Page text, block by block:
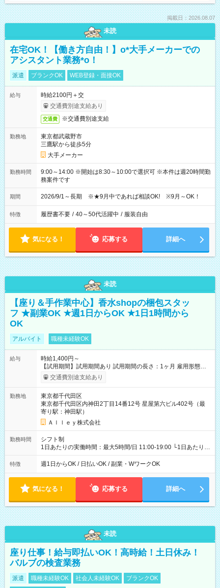
掲載日：2026.08.07
未読
在宅OK！【働き方自由！】o*大手メーカーでの
アシスタント業務*o！
派遣 ブランクOK WEB登録・面接OK
給与
時給2100円＋交
交通費別途支給あり
交通費 ※交通費別途支給
勤務地
東京都武蔵野市
三鷹駅から徒歩5分
大手メーカー
勤務時間
9:00～14:00 ※開始は8:30～10:00で選択可 ※本件は週20時間勤
務案件です
期間 2026/9/1～長期 ※★9月中であれば相談OK! ※9月～OK！
特徴 履歴書不要 / 40～50代活躍中 / 服装自由
気になる！ 応募する 詳細へ
未読
【座り＆手作業中心】香水shopの梱包スタッ
フ ★副業OK ★週1日からOK ★1日1時間から
OK
アルバイト 職種未経験OK
給与
時給1,400円～
【試用期間】試用期間あり 試用期間の長さ：1ヶ月 雇用形態、
給与は本採用時と同じです。
交通費別途支給あり
勤務地
東京都千代田区
東京都千代田区内神田2丁目14番12号 星屋第六ビル402号（最
寄り駅：神田駅）
Ａｌｌｅｙ株式会社
勤務時間
シフト制
1日あたりの実働時間：最大5時間/日 11:00-19:00 └1日あたりの
実働時間：1-5時間 └上記の時間帯内であれば、いつでも勤務可
能！ └平日・土曜日の中で、お好きな曜日でご勤務いただけま
18:00 などのように、自由な働き方が可能なお仕事です！
特徴 週1日からOK / 日払いOK / 副業・WワークOK
気になる！ 応募する 詳細へ
未読
座り仕事！給与即払いOK！高時給！土日休み！
バルブの検査業務
派遣 職種未経験OK 社会人未経験OK
ブランクOK